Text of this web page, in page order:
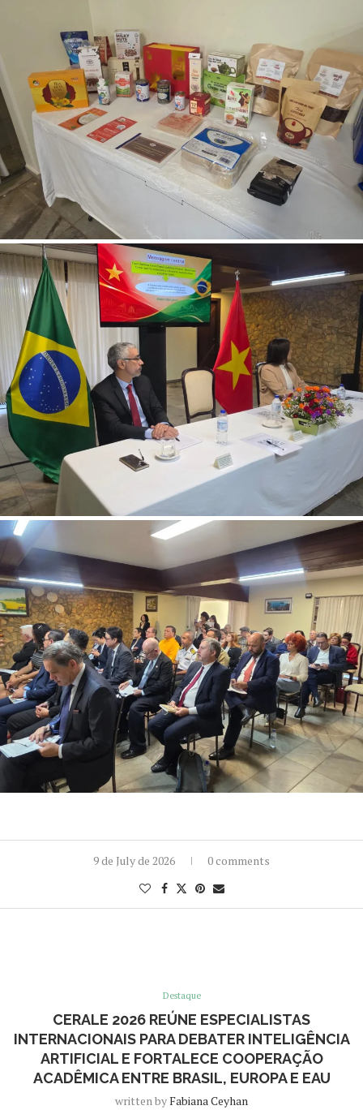
9 de July de 2026 0 comments
Destaque
CERALE 2026 REÚNE ESPECIALISTAS
INTERNACIONAIS PARA DEBATER INTELIGÊNCIA
ARTIFICIAL E FORTALECE COOPERAÇÃO
ACADÊMICA ENTRE BRASIL, EUROPA E EAU
written byFabiana Ceyhan